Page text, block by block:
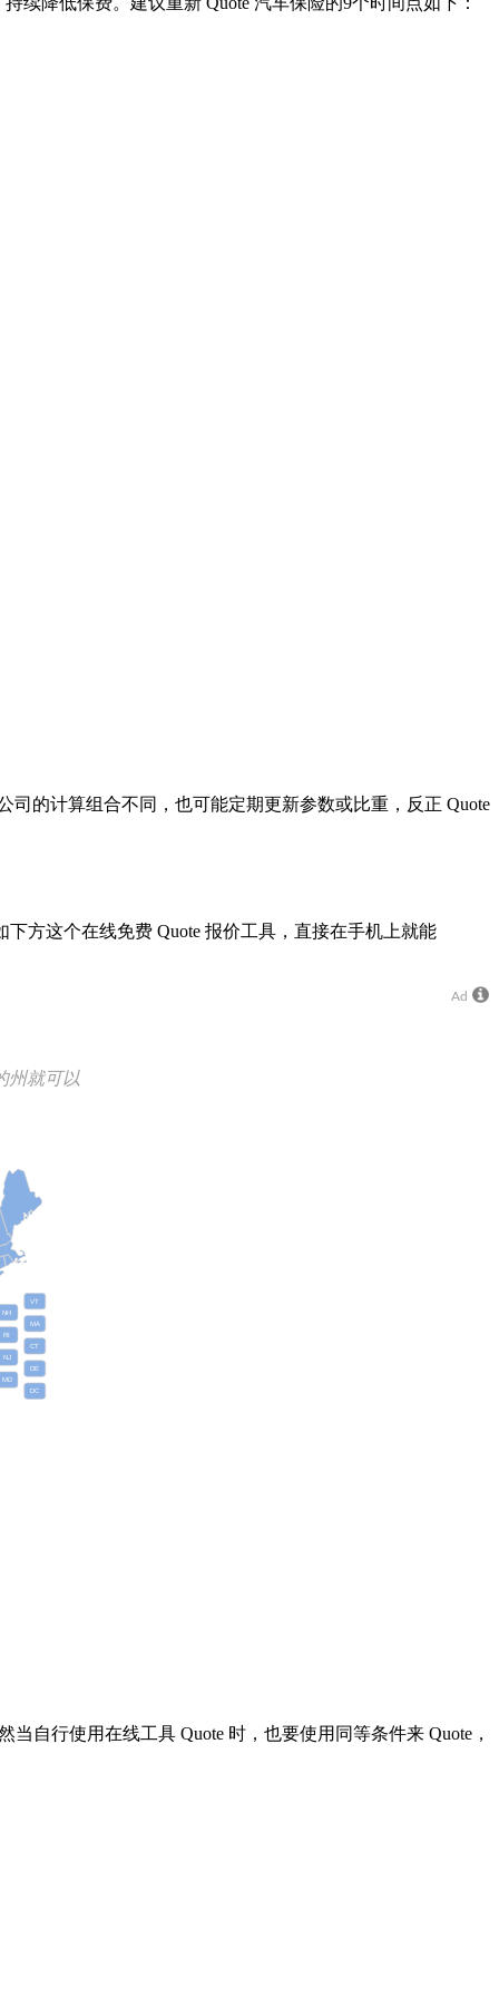
司的计算组合不同，也可能定期更新参数或比重，反正 Quote
方这个在线免费 Quote 报价工具，直接在手机上就能
Ad
自行使用在线工具 Quote 时，也要使用同等条件来 Quote，